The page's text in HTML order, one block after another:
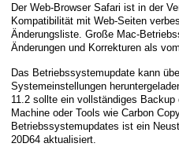
Der Web-Browser Safari ist in der
Kompatibilität mit Web-Seiten
Änderungsliste. Große Mac-
Änderungen und Korrekturen als
Das Betriebssystemupdate kann
Systemeinstellungen
11.2 sollte ein vollständiges
Machine oder Tools wie Carbon
Betriebssystemupdates ist ein
20D64 aktualisiert.